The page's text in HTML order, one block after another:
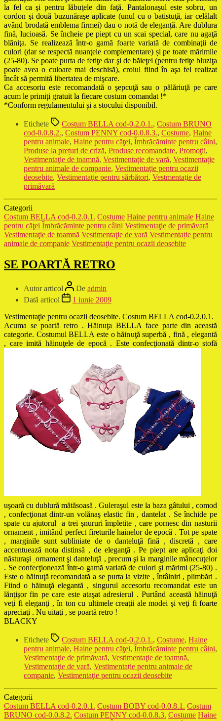
la fel ca şi pentru lăbuţele din faţă. Pantalonaşul este sobru, un
cordon şi două buzunăraşe aplicate (unul cu o batistuţă, iar celălalt
având brodată emblema firmei) dau o notă de eleganță. Are dublura
fină, lucioasă. Se încheie pe piept cu un scai special, care nu agaţă
blăniţa. Se realizează într-o gamă foarte variată de combinaţii de
culori (dar se respectă nuanţele complementare) și pe toate mărimile
(25-80). Se poate purta de fetiţe dar şi de băieţei (pentru fetiţe bluziţa
poate avea o culoare mai deschisă), croiul fiind în aşa fel realizat
încât să permită libertatea de mişcare.
Ca accesoriu este recomandată o şepcuţă sau o pălăriuţă pe care
acum le primiți gratuit la fiecare costum comandat !*
*Conform regulamentului și a stocului disponibil.
Etichete Costum BELLA cod-0.2.0.1., Costum BRUNO
cod-0.0.8.2., Costum PENNY cod-0.0.8.3., Costume, Haine
pentru animale, Haine pentru căţei, Îmbrăcăminte pentru câini,
Produse la prețuri de criză, Produse recomandate, Promoţii,
Vestimentaţie de toamnă, Vestimentaţie de vară, Vestimentație
pentru animale de companie, Vestimentaţie pentru ocazii
deosebite, Vestimentaţie pentru sărbători, Vestmentaţie de
primăvară
Categorii
Costum BELLA cod-0.2.0.1. Costume Haine pentru animale Haine
pentru căţei Îmbrăcăminte pentru câini Vestimentaţie de primăvară
Vestimentaţie de toamnă Vestimentaţie de vară Vestimentație pentru
animale de companie Vestimentaţie pentru ocazii deosebite
SE POARTĂ RETRO
Autor articol De admin
Dată articol
1 iunie 2009
Vestimentaţie pentru ocazii deosebite. Costum BELLA cod-0.2.0.1.
Acuma se poartă retro . Hăinuţa BELLA face parte din această
categorie. Costumul BELLA este o hăinuţă superbă , fină , elegantă
, care imită hăinuţele de epocă . Este confecţionată dintr-o stofă
uşoară cu dublură mătăsoasă . Guleraşul este la baza gâtului , comod
, confecţionat dintr-un volănaş elastic fin , dantelat . Se închide pe
spate cu ajutorul a trei şnururi împletite , care pornesc din nasturii
ornament , imitând perfect fireturile hainelor de epocă . Tot pe spate
, marginile sunt subliniate de o danteluţă fină , discretă , care
accentuează nota distinsă , de eleganţă . Pe piept are aplicaţi doi
năsturaşi ornament şi danteluţă , precum şi la marginile mânecuţelor
. Se confecţionează într-o gamă variată de culori şi mărimi (25-80) .
Este o hăinuţă recomandată a se purta la vizite , întâlniri , plimbări .
Fiind o hăinuţă elegantă , singurul accesoriu recomandat este un
lănţişor fin pe care este ataşat adresierul . Purtând această hăinuţă
veţi fi eleganţi , în ton cu ultimele creaţii ale modei şi veţi fi foarte
apreciaţi . Nu uitaţi , se poartă retro !
BLACKY
Etichete Costum BELLA cod-0.2.0.1., Costume, Haine
pentru animale, Haine pentru căţei, Îmbrăcăminte pentru câini,
Vestimentaţie de primăvară, Vestimentaţie de toamnă,
Vestimentaţie de vară, Vestimentație pentru animale de
companie, Vestimentaţie pentru ocazii deosebite
Categorii
Costum BELLA cod-0.2.0.1. Costum BOBY cod-0.0.8.1. Costum
BRUNO cod-0.0.8.2. Costum PENNY cod-0.0.8.3. Costume Haine